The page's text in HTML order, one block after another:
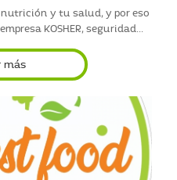
y tu salud, y por eso
KOSHER, seguridad...
más